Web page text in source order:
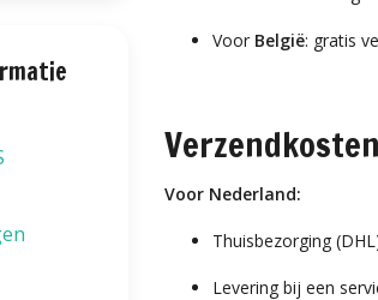
Voor België: gratis
Voor Nederland:
Thuisbezorging
Levering bij een